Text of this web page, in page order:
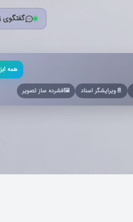
گفتگوی
همه
📄ویرایشگر اسناد 🖼️فشرده ساز تصویر